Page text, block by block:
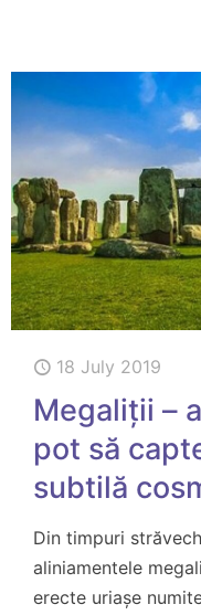
18 July 2019
Megaliții –
pot să
subtilă
Din timpuri
aliniamentele
erecte uriașe